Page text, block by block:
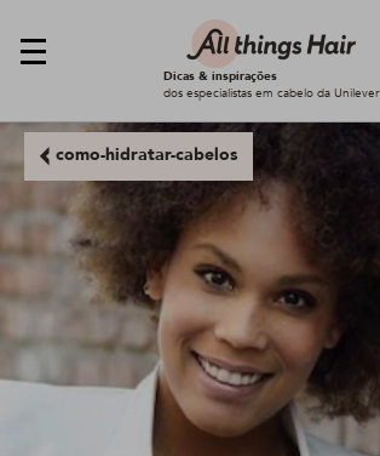
Dicas & inspirações
dos especialistas em cabelo da Unilever
como-hidratar-cabelos